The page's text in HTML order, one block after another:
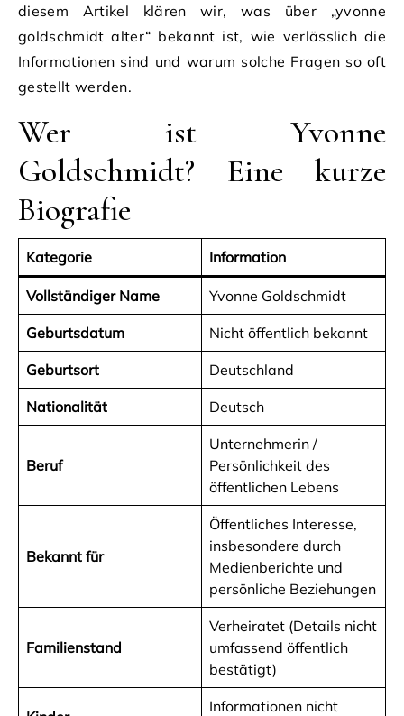
diesem Artikel klären wir, was über „yvonne
goldschmidt alter“ bekannt ist, wie verlässlich die
Informationen sind und warum solche Fragen so oft
gestellt werden.
Wer ist Yvonne
Goldschmidt? Eine kurze
Biografie
Kategorie Information
Vollständiger Name Yvonne Goldschmidt
Geburtsdatum Nicht öffentlich bekannt
Geburtsort Deutschland
Nationalität Deutsch
Beruf
Unternehmerin /
Persönlichkeit des
öffentlichen Lebens
Bekannt für
Öffentliches Interesse,
insbesondere durch
Medienberichte und
persönliche Beziehungen
Familienstand
Verheiratet (Details nicht
umfassend öffentlich
bestätigt)
Informationen nicht